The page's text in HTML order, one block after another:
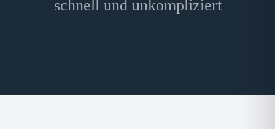
schnell und unkompliziert